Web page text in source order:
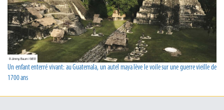
Un enfant enterré vivant: au Guatemala, un autel maya lève le voile sur une guerre vieille de
1700 ans